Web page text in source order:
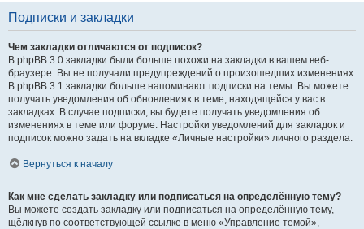
Подписки и закладки
Чем закладки отличаются от подписок?
В phpBB 3.0 закладки были больше похожи на закладки в вашем веб-
браузере. Вы не получали предупреждений о произошедших изменениях.
В phpBB 3.1 закладки больше напоминают подписки на темы. Вы можете
получать уведомления об обновлениях в теме, находящейся у вас в
закладках. В случае подписки, вы будете получать уведомления об
изменениях в теме или форуме. Настройки уведомлений для закладок и
подписок можно задать на вкладке «Личные настройки» личного раздела.
Вернуться к началу
Как мне сделать закладку или подписаться на определённую тему?
Вы можете создать закладку или подписаться на определённую тему,
щёлкнув по соответствующей ссылке в меню «Управление темой»,